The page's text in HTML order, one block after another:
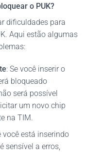
o PUK?
dificuldades para
Aqui estão algumas
: Se você inserir o
bloqueado
será possível
um novo chip
na TIM.
você está inserindo
sensível a erros,